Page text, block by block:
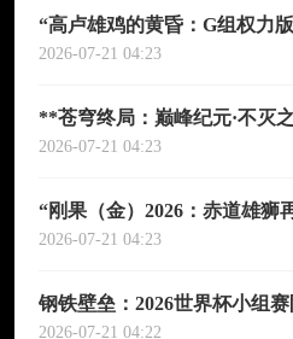
“高卢雄鸡的黄昏：G组权力
变”
2026-07-21 04:23
**苍穹终局：巅峰纪元·不灭
2026-07-21 04:23
“刚果（金）2026：赤道雄狮
2026-07-21 04:23
钢铁壁垒：2026世界杯小组
博弈
2026-07-21 04:22